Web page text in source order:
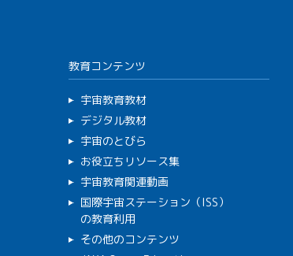
教育コンテンツ
宇宙教育教材
デジタル教材
宇宙のとびら
お役立ちリソース集
宇宙教育関連動画
国際宇宙ステーション（ISS）
の教育利用
その他のコンテンツ